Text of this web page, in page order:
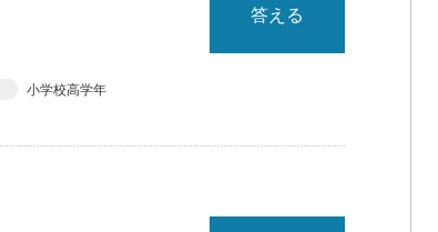
答える
小学校高学年